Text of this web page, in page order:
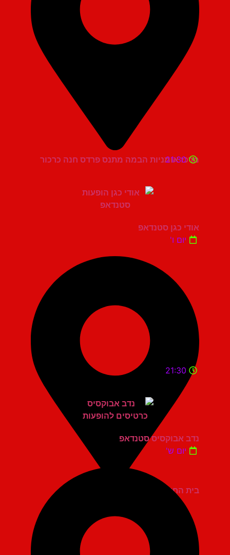
מרכז אומניות הבמה מתנס פרדס חנה כרכור
21:30
אודי כגן סטנדאפ
יום ו'
בית החייל תל אביב
21:30
נדב אבוקסיס סטנדאפ
יום ש'